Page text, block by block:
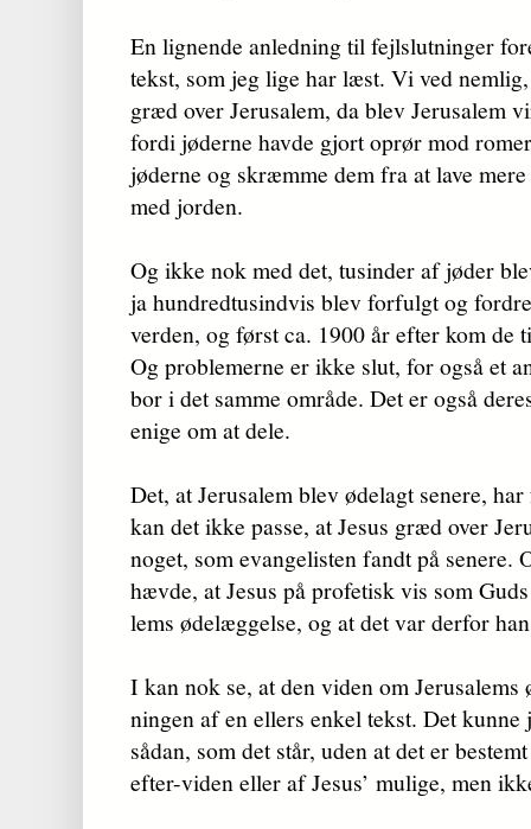
En lignende anledning til fejlslutninger
tekst, som jeg lige har læst. Vi ved
græd over Jerusalem, da blev Jerusalem
fordi jøderne havde gjort oprør mod
jøderne og skræmme dem fra at lave
med jorden.
Og ikke nok med det, tusinder af jøder
ja hund­red­tusindvis blev forfulgt og
verden, og først ca. 1900 år efter kom de
Og problemerne er ikke slut, for også et
bor i det samme område. Det er også
enige om at dele.
Det, at Jerusalem blev ødelagt senere,
kan det ikke passe, at Jesus græd over
noget, som evan­ge­lis­ten fandt på senere.
hæv­de, at Jesus på profetisk vis som
lems ødelæggelse, og at det var derfor
I kan nok se, at den viden om
ningen af en ellers enkel tekst. Det
sådan, som det står, uden at det er
efter-viden eller af Jesus’ mulige, men